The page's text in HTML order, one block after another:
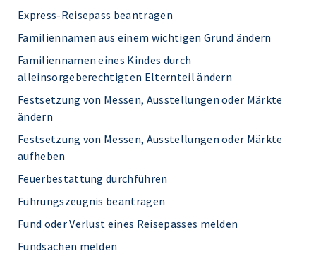
Express-Reisepass beantragen
Familiennamen aus einem wichtigen Grund ändern
Familiennamen eines Kindes durch
alleinsorgeberechtigten Elternteil ändern
Festsetzung von Messen, Ausstellungen oder Märkte
ändern
Festsetzung von Messen, Ausstellungen oder Märkte
aufheben
Feuerbestattung durchführen
Führungszeugnis beantragen
Fund oder Verlust eines Reisepasses melden
Fundsachen melden